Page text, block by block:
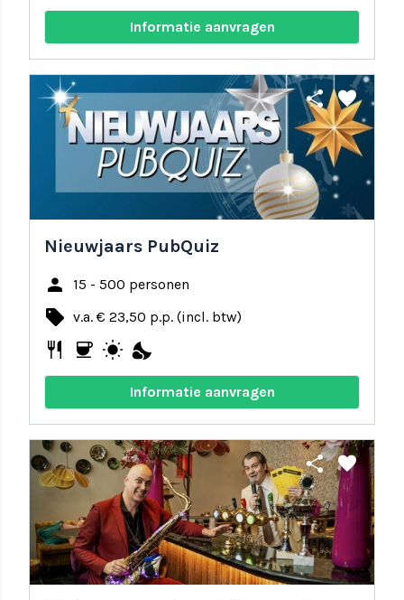
Informatie aanvragen
share favorite
Nieuwjaars PubQuiz
person 15 - 500 personen
local_offer v.a. € 23,50 p.p. (incl. btw)
restaurant coffee wb_sunny nights_stay
Informatie aanvragen
share favorite